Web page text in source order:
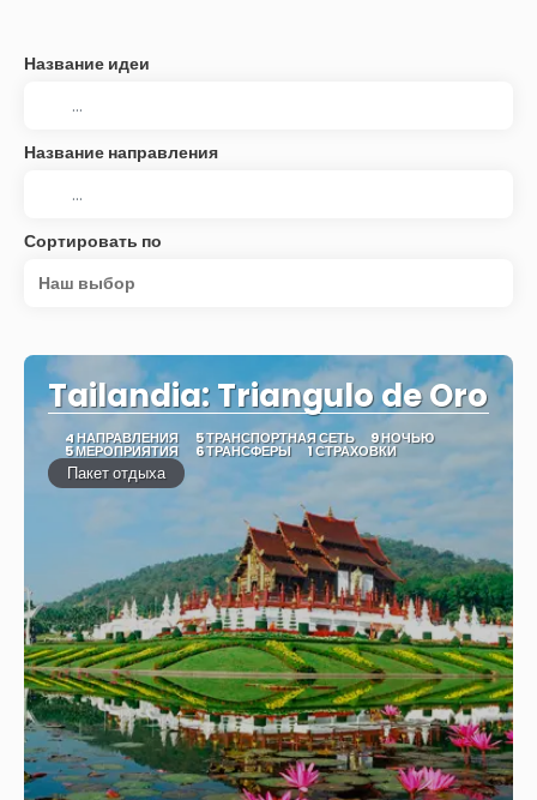
Название идеи
Название направления
Сортировать по
Наш выбор
Tailandia: Triangulo de Oro
4 НАПРАВЛЕНИЯ 5 ТРАНСПОРТНАЯ СЕТЬ 9 НОЧЬЮ
5 МЕРОПРИЯТИЯ 6 ТРАНСФЕРЫ 1 СТРАХОВКИ
Пакет отдыха